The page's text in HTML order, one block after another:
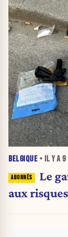
BELGIQUE • IL Y A 9
Le
aux